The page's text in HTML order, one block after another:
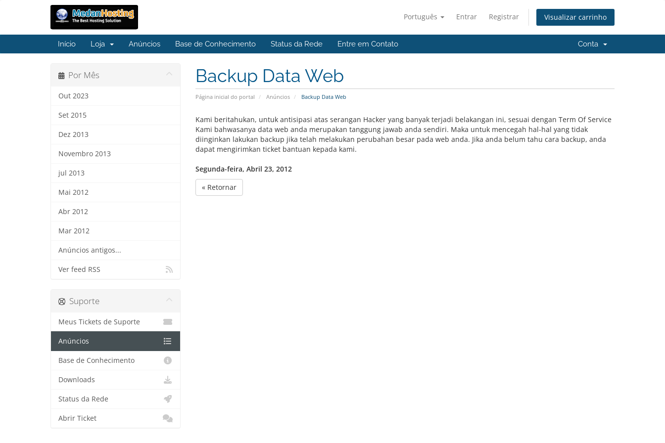
Português Entrar Registrar Visualizar carrinho
Início Loja Anúncios Base de Conhecimento Status da Rede Entre em Contato Conta
Backup Data Web
Página inicial do portal Anúncios Backup Data Web
Por Mês
Out 2023
Set 2015
Dez 2013
Novembro 2013
jul 2013
Mai 2012
Abr 2012
Mar 2012
Anúncios antigos...
Ver feed RSS
Kami beritahukan, untuk antisipasi atas serangan Hacker yang banyak terjadi belakangan ini, sesuai dengan Term Of Service
Kami bahwasanya data web anda merupakan tanggung jawab anda sendiri. Maka untuk mencegah hal-hal yang tidak
diinginkan lakukan backup jika telah melakukan perubahan besar pada web anda. Jika anda belum tahu cara backup, anda
dapat mengirimkan ticket bantuan kepada kami.
Segunda-feira, Abril 23, 2012
« Retornar
Suporte
Meus Tickets de Suporte
Anúncios
Base de Conhecimento
Downloads
Status da Rede
Abrir Ticket